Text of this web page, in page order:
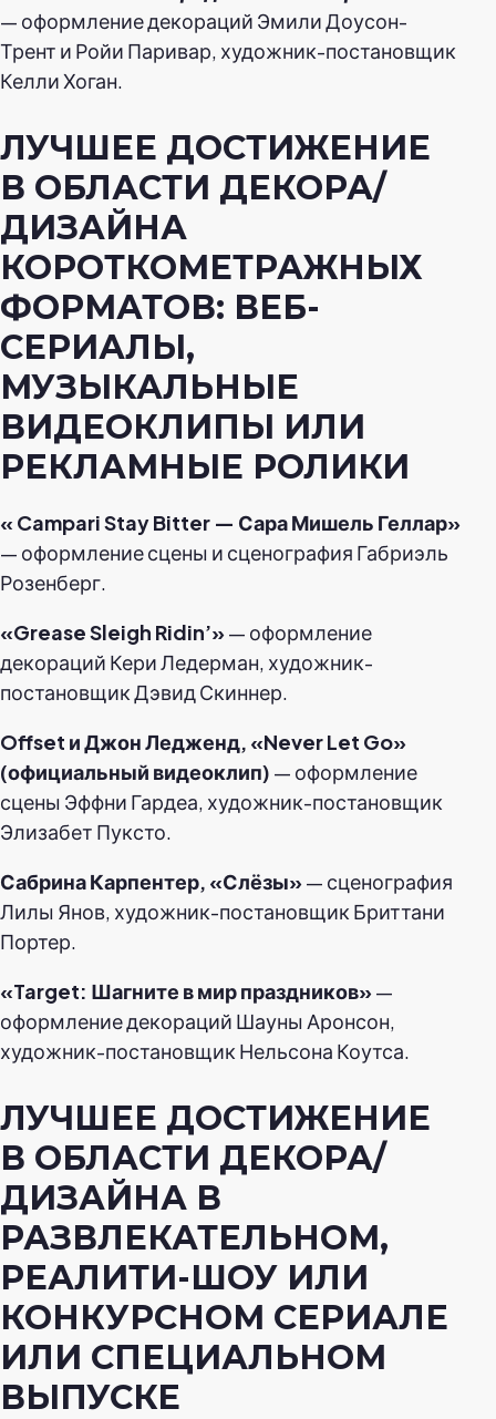
— оформление декораций Эмили Доусон-
Трент и Ройи Паривар, художник-постановщик
Келли Хоган.
ЛУЧШЕЕ ДОСТИЖЕНИЕ
В ОБЛАСТИ ДЕКОРА/
ДИЗАЙНА
КОРОТКОМЕТРАЖНЫХ
ФОРМАТОВ: ВЕБ-
СЕРИАЛЫ,
МУЗЫКАЛЬНЫЕ
ВИДЕОКЛИПЫ ИЛИ
РЕКЛАМНЫЕ РОЛИКИ
« Campari Stay Bitter — Сара Мишель Геллар»
— оформление сцены и сценография Габриэль
Розенберг.
«Grease Sleigh Ridin’»— оформление
декораций Кери Ледерман, художник-
постановщик Дэвид Скиннер.
Offset и Джон Ледженд, «Never Let Go»
(официальный видеоклип) — оформление
сцены Эффни Гардеа, художник-постановщик
Элизабет Пуксто.
Сабрина Карпентер, «Слёзы»— сценография
Лилы Янов, художник-постановщик Бриттани
Портер.
«Target: Шагните в мир праздников»—
оформление декораций Шауны Аронсон,
художник-постановщик Нельсона Коутса.
ЛУЧШЕЕ ДОСТИЖЕНИЕ
В ОБЛАСТИ ДЕКОРА/
ДИЗАЙНА В
РАЗВЛЕКАТЕЛЬНОМ,
РЕАЛИТИ-ШОУ ИЛИ
КОНКУРСНОМ СЕРИАЛЕ
ИЛИ СПЕЦИАЛЬНОМ
ВЫПУСКЕ